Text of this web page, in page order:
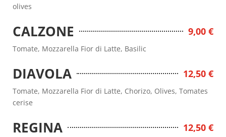
olives
CALZONE 9,00 €
Tomate, Mozzarella Fior di Latte, Basilic
DIAVOLA 12,50 €
Tomate, Mozzarella Fior di Latte, Chorizo, Olives, Tomates
cerise
REGINA 12,50 €